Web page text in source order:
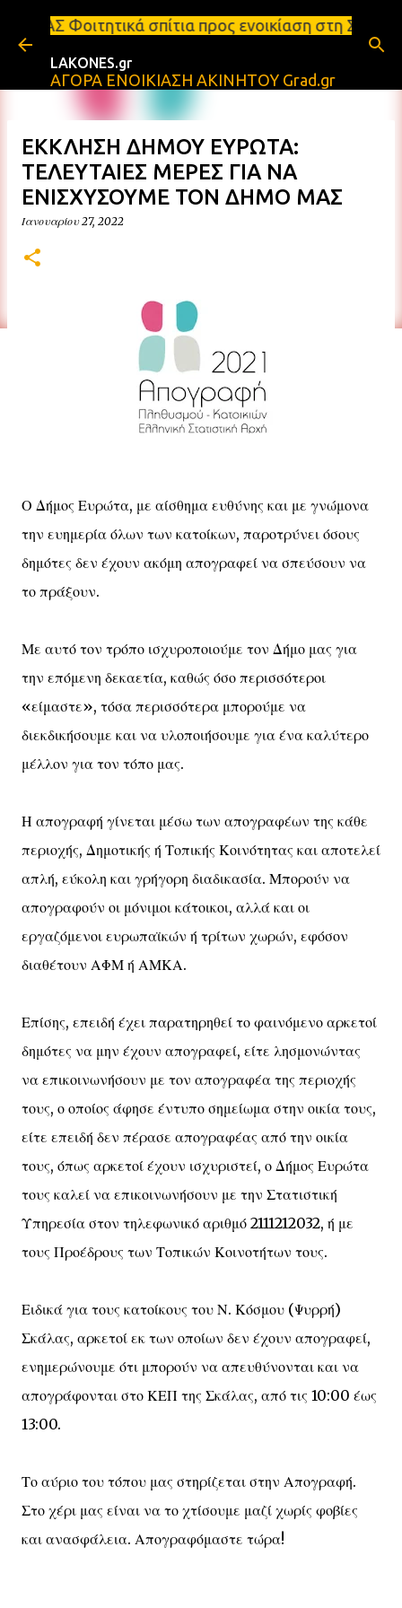
Μετάβαση στο κύριο περιεχόμενο
σπίτια προς ενοικίαση στη Σπάρτη
LAKONES.gr
ΑΓΟΡΑ ΕΝΟΙΚΙΑΣΗ ΑΚΙΝΗΤΟΥ Grad.gr
ΕΚΚΛΗΣΗ ΔΗΜΟΥ ΕΥΡΩΤΑ:
ΤΕΛΕΥΤΑΙΕΣ ΜΕΡΕΣ ΓΙΑ ΝΑ
ΕΝΙΣΧΥΣΟΥΜΕ ΤΟΝ ΔΗΜΟ ΜΑΣ
Ιανουαρίου 27, 2022
Ο Δήμος Ευρώτα, με αίσθημα ευθύνης και με γνώμονα
την ευημερία όλων των κατοίκων, παροτρύνει όσους
δημότες δεν έχουν ακόμη απογραφεί να σπεύσουν να
το πράξουν.
Με αυτό τον τρόπο ισχυροποιούμε τον Δήμο μας για
την επόμενη δεκαετία, καθώς όσο περισσότεροι
«είμαστε», τόσα περισσότερα μπορούμε να
διεκδικήσουμε και να υλοποιήσουμε για ένα καλύτερο
μέλλον για τον τόπο μας.
Η απογραφή γίνεται μέσω των απογραφέων της κάθε
περιοχής, Δημοτικής ή Τοπικής Κοινότητας και αποτελεί
απλή, εύκολη και γρήγορη διαδικασία. Μπορούν να
απογραφούν οι μόνιμοι κάτοικοι, αλλά και οι
εργαζόμενοι ευρωπαϊκών ή τρίτων χωρών, εφόσον
διαθέτουν ΑΦΜ ή ΑΜΚΑ.
Επίσης, επειδή έχει παρατηρηθεί το φαινόμενο αρκετοί
δημότες να μην έχουν απογραφεί, είτε λησμονώντας
να επικοινωνήσουν με τον απογραφέα της περιοχής
τους, ο οποίος άφησε έντυπο σημείωμα στην οικία τους,
είτε επειδή δεν πέρασε απογραφέας από την οικία
τους, όπως αρκετοί έχουν ισχυριστεί, ο Δήμος Ευρώτα
τους καλεί να επικοινωνήσουν με την Στατιστική
Υπηρεσία στον τηλεφωνικό αριθμό 2111212032, ή με
τους Προέδρους των Τοπικών Κοινοτήτων τους.
Ειδικά για τους κατοίκους του Ν. Κόσμου (Ψυρρή)
Σκάλας, αρκετοί εκ των οποίων δεν έχουν απογραφεί,
ενημερώνουμε ότι μπορούν να απευθύνονται και να
απογράφονται στο ΚΕΠ της Σκάλας, από τις 10:00 έως
13:00.
Το αύριο του τόπου μας στηρίζεται στην Απογραφή.
Στο χέρι μας είναι να το χτίσουμε μαζί χωρίς φοβίες
και ανασφάλεια. Απογραφόμαστε τώρα!